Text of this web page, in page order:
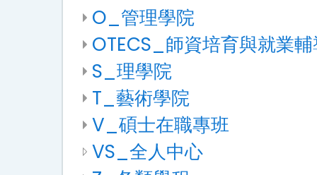
O_管理學院
OTECS_師資培育與就業
S_理學院
T_藝術學院
V_碩士在職專班
VS_全人中心